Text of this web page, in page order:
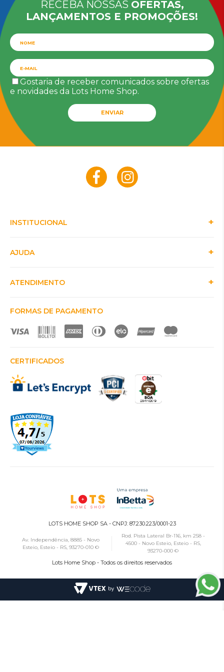
RECEBA NOSSAS OFERTAS,
LANÇAMENTOS E PROMOÇÕES!
Gostaria de receber comunicados sobre ofertas
e novidades da Lots Home Shop.
ENVIAR
INSTITUCIONAL
AJUDA
ATENDIMENTO
FORMAS DE PAGAMENTO
CERTIFICADOS
LOTS HOME SHOP SA - CNPJ: 87.230.223/0001-23
Av. Independência, 8885 - Novo
Esteio, Esteio - RS, 93270-010 ©
Rod. Pista Lateral Br-116, km 258 -
4500 - Novo Esteio, Esteio - RS,
93270-000 ©
Lots Home Shop - Todos os direitos reservados